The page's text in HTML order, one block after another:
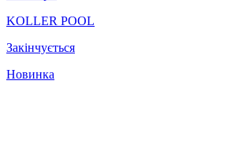
KOLLER POOL
Закінчується
Новинка